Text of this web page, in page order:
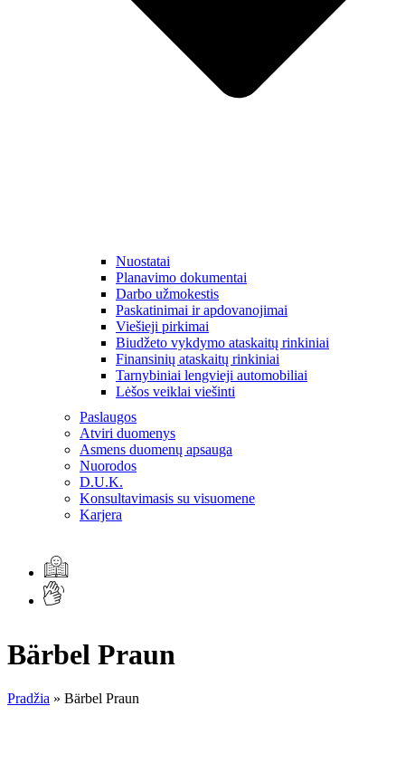
Nuostatai
Planavimo dokumentai
Darbo užmokestis
Paskatinimai ir apdovanojimai
Viešieji pirkimai
Biudžeto vykdymo ataskaitų rinkiniai
Finansinių ataskaitų rinkiniai
Tarnybiniai lengvieji automobiliai
Lėšos veiklai viešinti
Paslaugos
Atviri duomenys
Asmens duomenų apsauga
Nuorodos
D.U.K.
Konsultavimasis su visuomene
Karjera
Bärbel Praun
Pradžia » Bärbel Praun